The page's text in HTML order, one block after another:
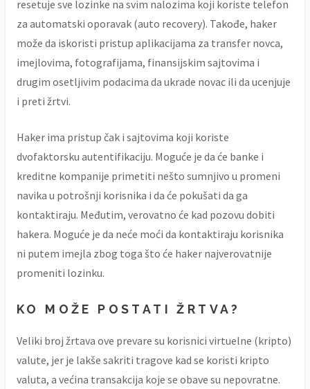
resetuje sve lozinke na svim nalozima koji koriste telefon
za automatski oporavak (auto recovery). Takođe, haker
može da iskoristi pristup aplikacijama za transfer novca,
imejlovima, fotografijama, finansijskim sajtovima i
drugim osetljivim podacima da ukrade novac ili da ucenjuje
i preti žrtvi.
Haker ima pristup čak i sajtovima koji koriste
dvofaktorsku autentifikaciju. Moguće je da će banke i
kreditne kompanije primetiti nešto sumnjivo u promeni
navika u potrošnji korisnika i da će pokušati da ga
kontaktiraju. Međutim, verovatno će kad pozovu dobiti
hakera. Moguće je da neće moći da kontaktiraju korisnika
ni putem imejla zbog toga što će haker najverovatnije
promeniti lozinku.
KO MOŽE POSTATI ŽRTVA?
Veliki broj žrtava ove prevare su korisnici virtuelne (kripto)
valute, jer je lakše sakriti tragove kad se koristi kripto
valuta, a većina transakcija koje se obave su nepovratne.